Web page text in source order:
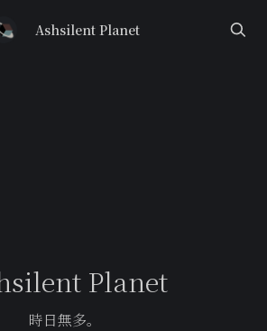
Ashsilent Planet
Planet
時日無多。